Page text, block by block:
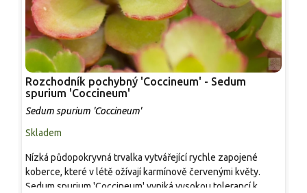
Rozchodník pochybný 'Coccineum' - Sedum
spurium 'Coccineum'
Sedum spurium 'Coccineum'
Skladem
Nízká půdopokryvná trvalka vytvářející rychle zapojené
koberce, které v létě ožívají karmínově červenými květy.
Sedum spurium 'Coccineum' vyniká vysokou tolerancí k